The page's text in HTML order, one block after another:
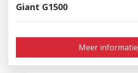
Giant G1500
Meer informatie